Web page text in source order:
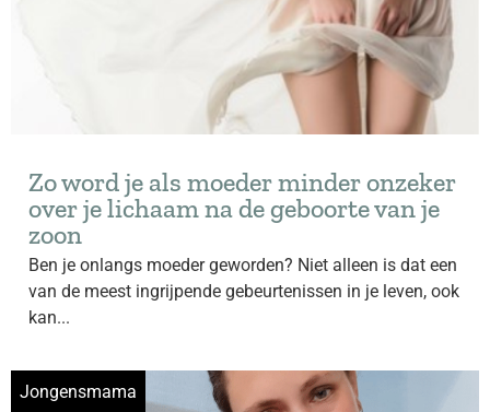
Zo word je als moeder minder onzeker
over je lichaam na de geboorte van je
zoon
Ben je onlangs moeder geworden? Niet alleen is dat een
van de meest ingrijpende gebeurtenissen in je leven, ook
kan...
Jongensmama